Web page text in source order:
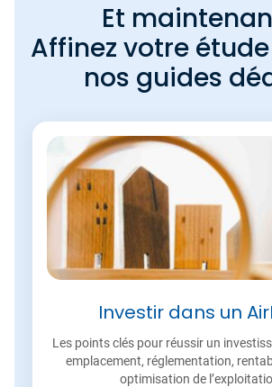
Et
Affinez votre
nos guides
Investir dans un
Les points clés pour réussir un
emplacement, réglementation,
optimisation de